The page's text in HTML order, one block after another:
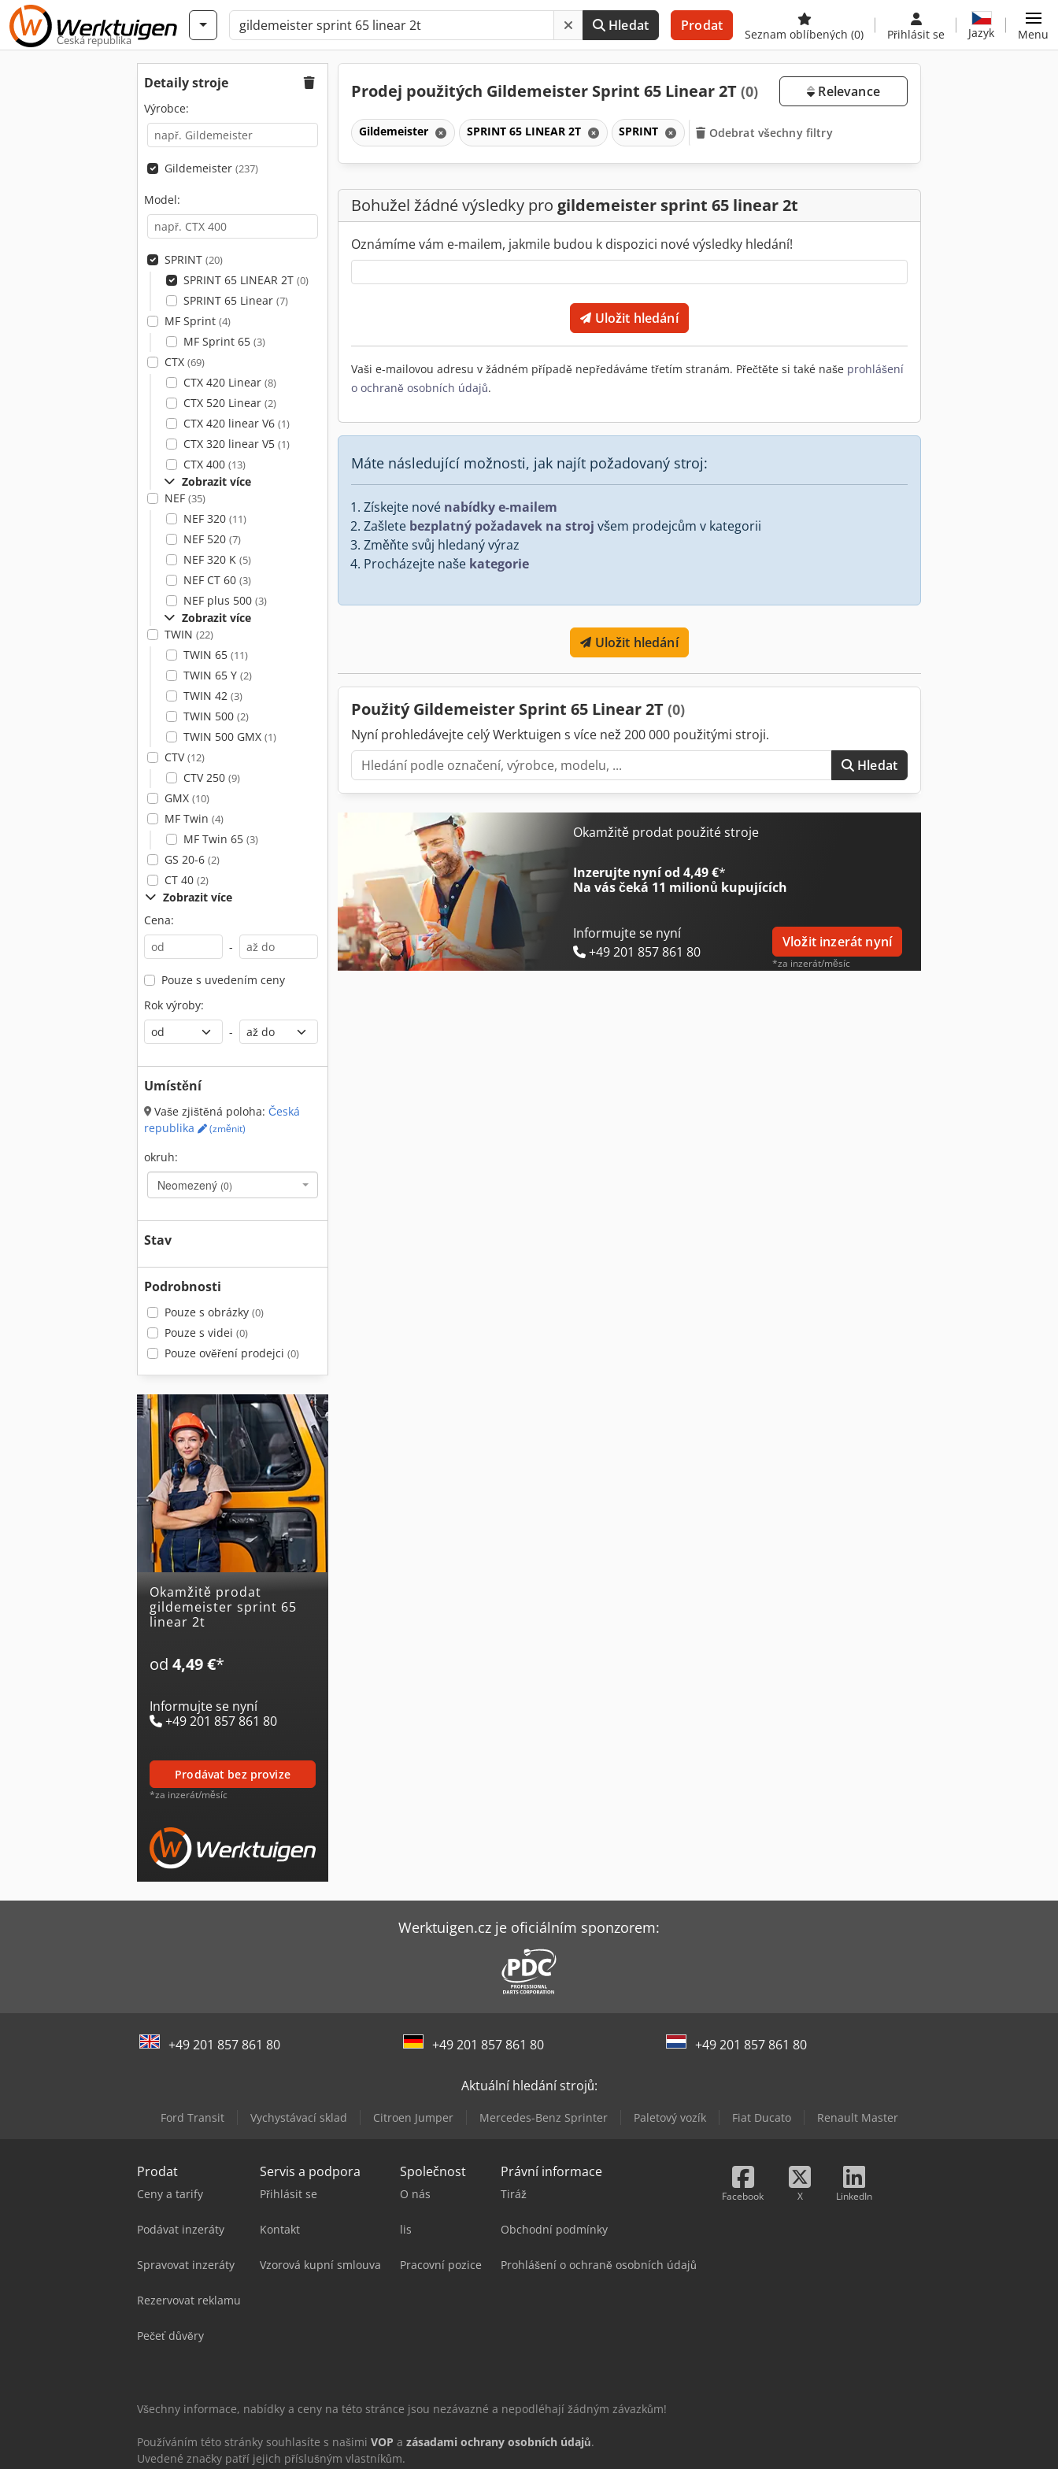
Česká republika
Hledat Prodat
Seznam oblíbených (0) Přihlásit se Jazyk Menu
Detaily stroje
Výrobce:
Gildemeister (237)
Model:
SPRINT (20)
SPRINT 65 LINEAR 2T (0)
SPRINT 65 Linear (7)
MF Sprint (4)
MF Sprint 65 (3)
CTX (69)
CTX 420 Linear (8)
CTX 520 Linear (2)
CTX 420 linear V6 (1)
CTX 320 linear V5 (1)
CTX 400 (13)
Zobrazit více
NEF (35)
NEF 320 (11)
NEF 520 (7)
NEF 320 K (5)
NEF CT 60 (3)
NEF plus 500 (3)
Zobrazit více
TWIN (22)
TWIN 65 (11)
TWIN 65 Y (2)
TWIN 42 (3)
TWIN 500 (2)
TWIN 500 GMX (1)
CTV(12)
CTV 250 (9)
GMX (10)
MF Twin (4)
MF Twin 65 (3)
GS 20-6 (2)
CT 40 (2)
Zobrazit více
Cena:
-
Pouze s uvedením ceny
Rok výroby:
-
Umístění
Vaše zjištěná poloha: Česká
republika
(změnit)
okruh:
Neomezený (0)
Stav
Podrobnosti
Pouze s obrázky (0)
Pouze s videi (0)
Pouze ověření prodejci (0)
Okamžitě prodat
gildemeister sprint 65
linear 2t
od 4,49 €*
Informujte se nyní
+49 201 857 861 80
prodávat bez provize
*za inzerát/měsíc
Prodej použitých Gildemeister Sprint 65 Linear 2T (0) Relevance
Gildemeister SPRINT 65 LINEAR 2T SPRINT Odebrat všechny filtry
Bohužel žádné výsledky pro gildemeister sprint 65 linear 2t
Oznámíme vám e-mailem, jakmile budou k dispozici nové výsledky hledání!
Uložit hledání
Vaši e-mailovou adresu v žádném případě nepředáváme třetím stranám. Přečtěte si také naše prohlášení
o ochraně osobních údajů.
Máte následující možnosti, jak najít požadovaný stroj:
Získejte nové nabídky e-mailem
Zašlete bezplatný požadavek na stroj všem prodejcům v kategorii
Změňte svůj hledaný výraz
Procházejte naše kategorie
Uložit hledání
Použitý Gildemeister Sprint 65 Linear 2T (0)
Nyní prohledávejte celý Werktuigen s více než 200 000 použitými stroji.
Hledat
Okamžitě prodat použité stroje
Inzerujte nyní od 4,49 €*
Na vás čeká 11 milionů kupujících
Informujte se nyní
+49 201 857 861 80
Vložit inzerát nyní
*za inzerát/měsíc
Werktuigen.cz je oficiálním sponzorem:
+49 201 857 861 80 +49 201 857 861 80 +49 201 857 861 80
Aktuální hledání strojů:
Ford Transit Vychystávací sklad Citroen Jumper Mercedes-Benz Sprinter Paletový vozík Fiat Ducato Renault Master
Prodat
Ceny a tarify
Podávat inzeráty
Spravovat inzeráty
Rezervovat reklamu
Pečeť důvěry
Servis a podpora
Přihlásit se
Kontakt
Vzorová kupní smlouva
Společnost
O nás
lis
Pracovní pozice
Právní informace
Tiráž
Obchodní podmínky
Prohlášení o ochraně osobních údajů
Facebook X LinkedIn
Všechny informace, nabídky a ceny na této stránce jsou nezávazné a nepodléhají žádným závazkům!
Používáním této stránky souhlasíte s našimi VOP a zásadami ochrany osobních údajů.
Uvedené značky patří jejich příslušným vlastníkům.